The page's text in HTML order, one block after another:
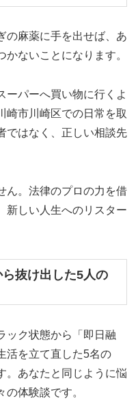
の麻薬に手を出せば、あ
ないことになります。
ーパーへ買い物に行くよ
崎市川崎区での日常を取
ではなく、正しい相談先
ん。法律のプロの力を借
新しい人生へのリスター
抜け出した5人の
ック状態から「即日融
活を立て直した5名の
。あなたと同じように悩
体験談です。